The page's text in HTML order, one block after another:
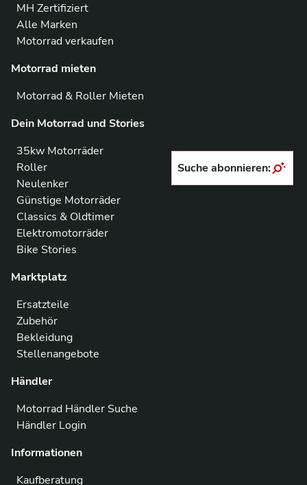
MH Zertifiziert
Alle Marken
Motorrad verkaufen
Motorrad mieten
Motorrad & Roller Mieten
Dein Motorrad und Stories
35kw Motorräder
Roller
Neulenker
Günstige Motorräder
Classics & Oldtimer
Elektromotorräder
Bike Stories
Marktplatz
Ersatzteile
Zubehör
Bekleidung
Stellenangebote
Händler
Motorrad Händler Suche
Händler Login
Informationen
Kaufberatung
Suche abonnieren: